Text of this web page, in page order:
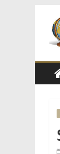
for